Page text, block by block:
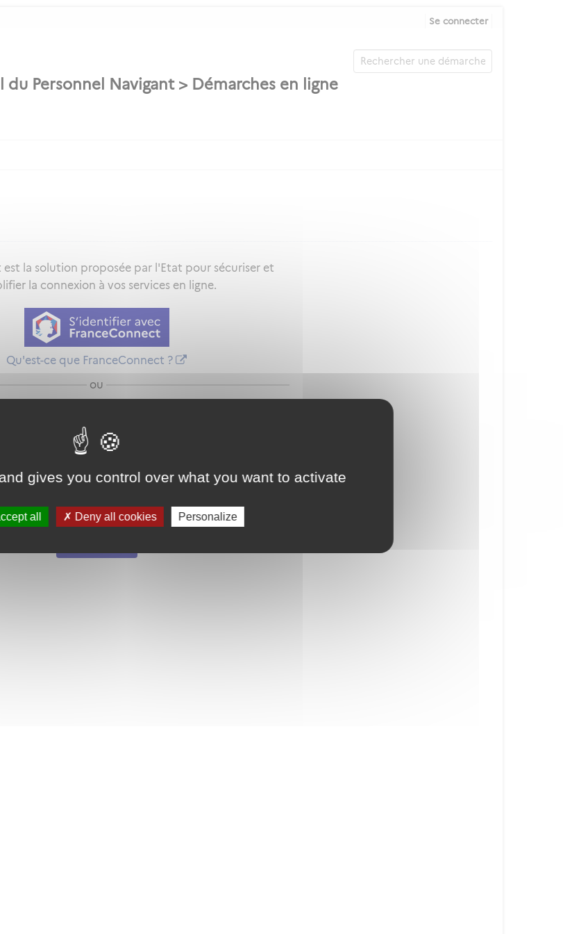
gives you control over what you want to activate
all Deny all cookies Personalize
Se connecter
est la solution proposée par l'Etat pour sécuriser et
la connexion à vos services en ligne.
Qu'est-ce que FranceConnect ?
ou
de passe
?
Je crée mon
compte